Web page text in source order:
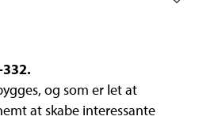
og som er let at
at skabe interessante